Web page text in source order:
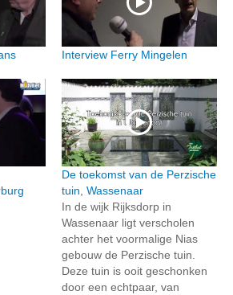
Interview Ferry Mingelen
De toekomst van de Perzische
tuin, Wassenaar
In de wijk Rijksdorp in
Wassenaar ligt verscholen
achter het voormalige Nias
gebouw de Perzische tuin.
Deze tuin is ooit geschonken
door een echtpaar, van